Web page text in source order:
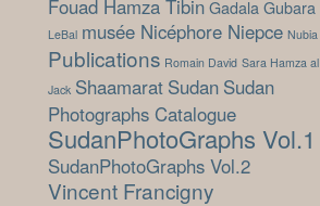
Fouad Hamza TibinGadala Gubara
LeBal musée Nicéphore Niepce Nubia
Publications Romain David Sara Hamza al
Jack Shaamarat Sudan Sudan
Photographs Catalogue
SudanPhotoGraphs Vol.1
SudanPhotoGraphs Vol.2
Vincent Francigny